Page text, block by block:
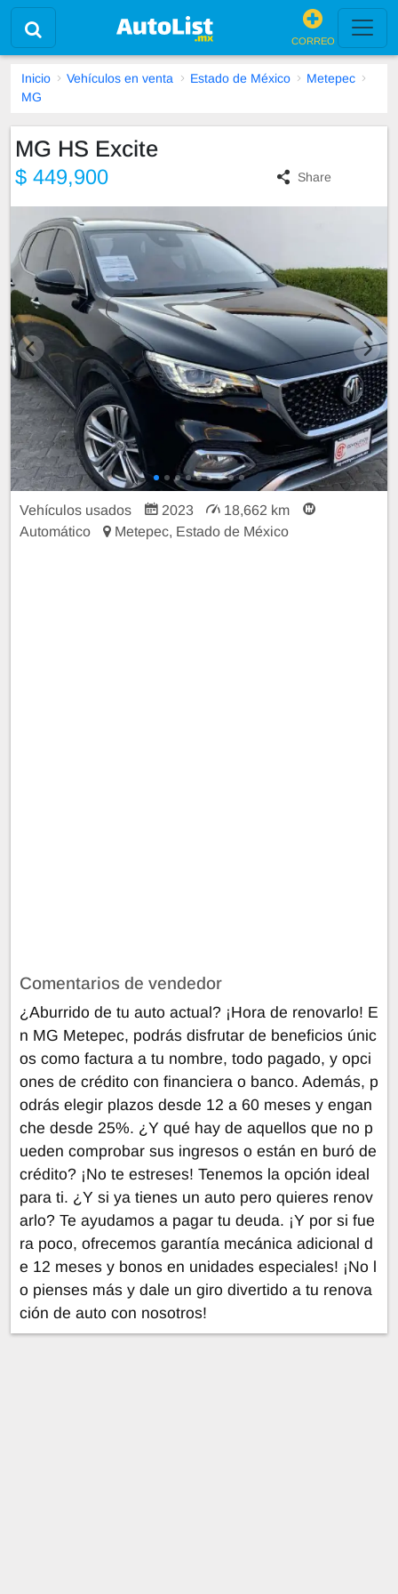
CORREO
Inicio Vehículos en venta Estado de México
Metepec
MG
MG HS Excite
$ 449,900 Share
Vehículos usados 2023
18,662 km
Automático
Metepec, Estado de México
Comentarios de vendedor
¿Aburrido de tu auto actual? ¡Hora de renovarlo! E
n MG Metepec, podrás disfrutar de beneficios únic
os como factura a tu nombre, todo pagado, y opci
ones de crédito con financiera o banco. Además, p
odrás elegir plazos desde 12 a 60 meses y engan
che desde 25%. ¿Y qué hay de aquellos que no p
ueden comprobar sus ingresos o están en buró de
crédito? ¡No te estreses! Tenemos la opción ideal
para ti. ¿Y si ya tienes un auto pero quieres renov
arlo? Te ayudamos a pagar tu deuda. ¡Y por si fue
ra poco, ofrecemos garantía mecánica adicional d
e 12 meses y bonos en unidades especiales! ¡No l
o pienses más y dale un giro divertido a tu renova
ción de auto con nosotros!